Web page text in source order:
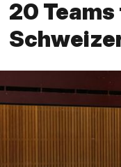
20